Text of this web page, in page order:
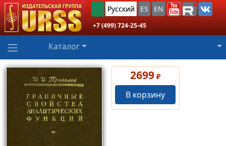
Русский ES EN
+7 (499) 724-25-45
Каталог
2699 ₽
В корзину